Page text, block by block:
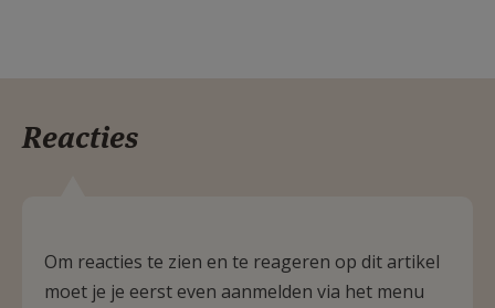
Reacties
Om reacties te zien en te reageren op dit artikel
moet je je eerst even aanmelden via het menu